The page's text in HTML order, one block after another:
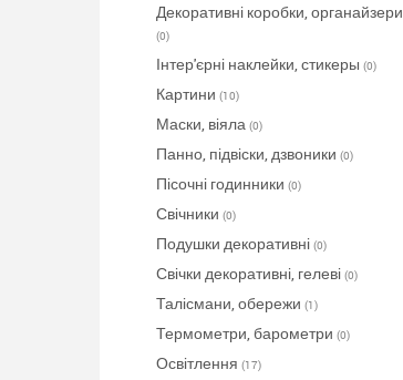
Декоративні коробки, органайзери
(0)
Інтер'єрні наклейки, стикеры (0)
Картини (10)
Маски, віяла (0)
Панно, підвіски, дзвоники (0)
Пісочні годинники (0)
Свічники (0)
Подушки декоративні (0)
Свічки декоративні, гелеві (0)
Талісмани, обережи (1)
Термометри, барометри (0)
Освітлення (17)